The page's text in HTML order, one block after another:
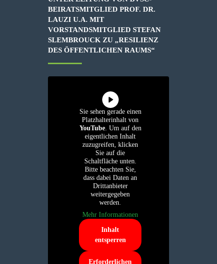
BEIRATSMITGLIED PROF. DR.
LAUZI U.A. MIT
VORSTANDSMITGLIED STEFAN
SLEMBROUCK ZU „RESILIENZ
DES ÖFFENTLICHEN RAUMS“
Sie sehen gerade einen
Platzhalterinhalt von
YouTube. Um auf den
eigentlichen Inhalt
zuzugreifen, klicken
Sie auf die
Schaltfläche unten.
Bitte beachten Sie,
dass dabei Daten an
Drittanbieter
weitergegeben
werden.
Mehr Informationen
Inhalt
entsperren
Erforderlichen